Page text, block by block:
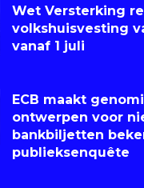
Wet Versterking
volkshuisvesting
vanaf 1 juli
ECB maakt
ontwerpen voor
bankbiljetten
publieksenquête